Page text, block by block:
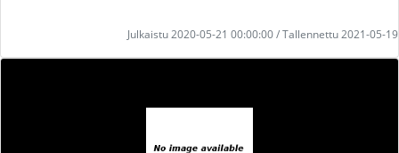
Julkaistu 2020-05-21 00:00:00 / Tallennettu 2021-05-19